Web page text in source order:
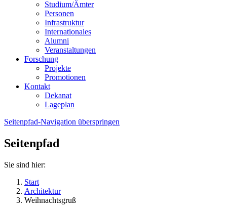
Studium/Ämter
Personen
Infrastruktur
Internationales
Alumni
Veranstaltungen
Forschung
Projekte
Promotionen
Kontakt
Dekanat
Lageplan
Seitenpfad-Navigation überspringen
Seitenpfad
Sie sind hier:
Start
Architektur
Weihnachtsgruß